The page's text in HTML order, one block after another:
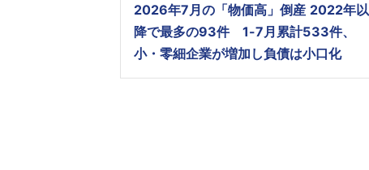
2026年7月の「物価高」倒産 2022年以
降で最多の93件 1-7月累計533件、
小・零細企業が増加し負債は小口化